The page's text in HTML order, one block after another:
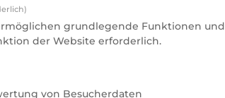
Warum in der
gerade
grundlegende Funktionen
der Website erforderlich.
von Besucherdaten